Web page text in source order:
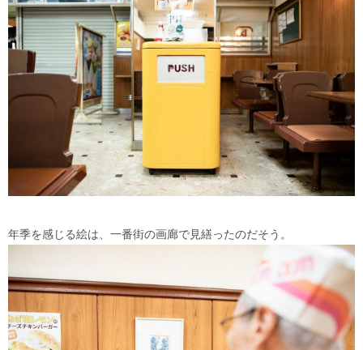
年季を感じる絵は、一番街の画廊で見繕ったのだそう。